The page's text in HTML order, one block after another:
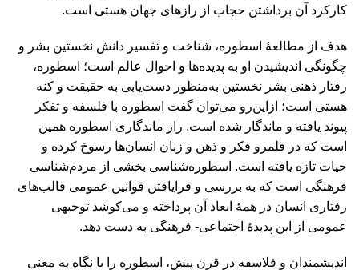
كاركرد آن برداشتن حجاب از رازهای جهان هستی است.
هدف از مطالعۀ اسطوره، شناخت و تفسير دانش نخستين بشر و
چگونگی انديشيدن او به پديده‌ها و احوال عالم است؛ اسطوره،
رفتار ذهنی بشر نخستين به‌منظور دست‌يابی به حقيقت و كنه
هستی است؛ ازاين‌رو می‌توان گفت اسطوره با فلسفه و تفكر
پيوند يافته و ماندگار شده‌ است. راز ماندگاری اسطوره همين
است كه در قلمرو فكر و ذهن و زبان انسان‌ها رسوخ كرده و
حيات تازه يافته است. اسطوره‌شناسی بخشی از مردم‌شناسی
فرهنگی است كه به بررسی و فرايافتن قوانين عمومی قالب‌های
رفتاری انسان در همۀ ابعاد آن پرداخته و می‌كوشد توجيهی
عمومی از اين پديدۀ اجتماعی- فرهنگی به دست دهد.
انديشمندان و فلاسفه در قرن پيش، اسطوره را با نگاه به معنی